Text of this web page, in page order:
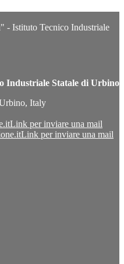
- Istituto Tecnico Industriale
Industriale Statale di Urbino
Italy
Link per inviare una mail
Link per inviare una mail